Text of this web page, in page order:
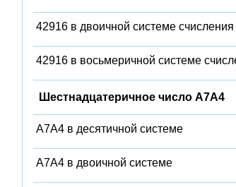
42916 в двоичной системе счисления
42916 в восьмеричной системе
Шестнадцатеричное число A7A4
A7A4 в десятичной системе
A7A4 в двоичной системе